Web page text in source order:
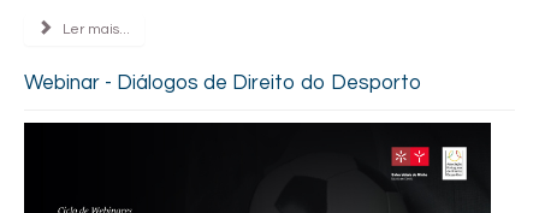
Ler mais...
Webinar - Diálogos de Direito do Desporto